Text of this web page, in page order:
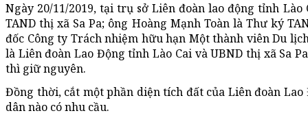
Ngày 20/11/2019, tại trụ sở Liên đoàn lao động tỉnh
TAND thị xã Sa Pa; ông Hoàng Mạnh Toàn là Thư ký
đốc Công ty Trách nhiệm hữu hạn Một thành viên Du
là Liên đoàn Lao Động tỉnh Lào Cai và UBND thị xã Sa
thì giữ nguyên.
Đồng thời, cắt một phần diện tích đất của Liên đoàn
dân nào có nhu cầu.